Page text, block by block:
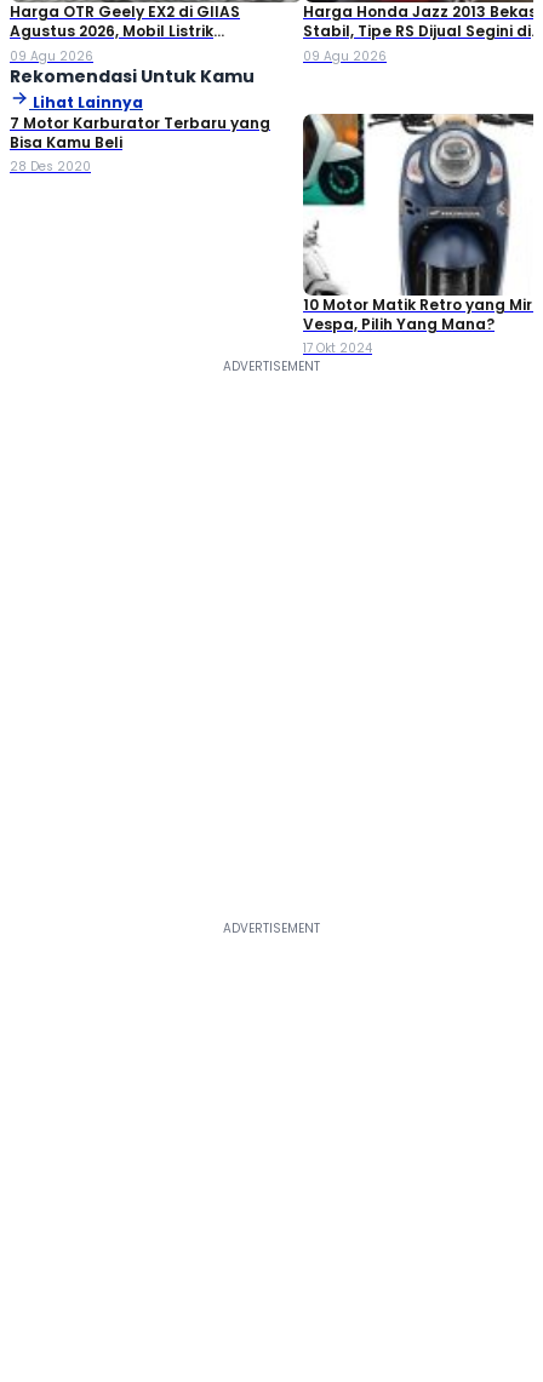
Harga OTR Geely EX2 di GIIAS
Agustus 2026, Mobil Listrik
Penantang BYD Atto 1
09 Agu 2026
Harga Honda Jazz 2013 Bekas
Stabil, Tipe RS Dijual Segini di
Pasaran!
09 Agu 2026
Rekomendasi Untuk Kamu
Lihat Lainnya
7 Motor Karburator Terbaru yang
Bisa Kamu Beli
28 Des 2020
10 Motor Matik Retro yang
Vespa, Pilih Yang Mana?
17 Okt 2024